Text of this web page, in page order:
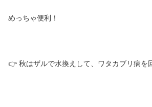
めっちゃ便利！
👉 秋はザルで水換えして、ワタカブリ病を